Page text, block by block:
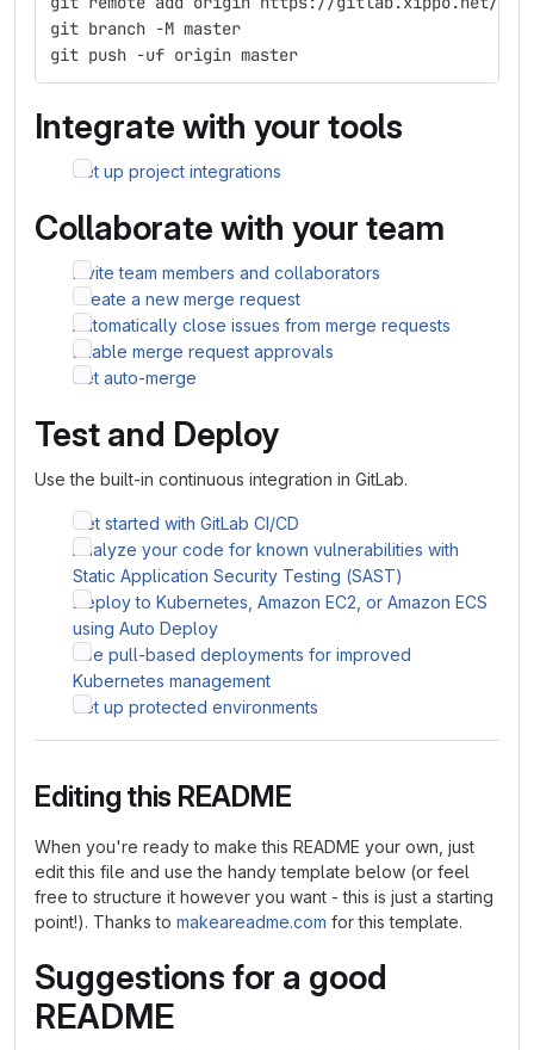
git branch -M master
git push -uf origin master
Integrate with your tools
Set up project integrations
Collaborate with your team
Invite team members and collaborators
Create a new merge request
Automatically close issues from merge requests
Enable merge request approvals
Set auto-merge
Test and Deploy
Use the built-in continuous integration in GitLab.
Get started with GitLab CI/CD
Analyze your code for known vulnerabilities with
Static Application Security Testing (SAST)
Deploy to Kubernetes, Amazon EC2, or Amazon ECS
using Auto Deploy
Use pull-based deployments for improved
Kubernetes management
Set up protected environments
Editing this README
When you're ready to make this README your own, just
edit this file and use the handy template below (or feel
free to structure it however you want - this is just a starting
point!). Thanks to makeareadme.com for this template.
Suggestions for a good
README